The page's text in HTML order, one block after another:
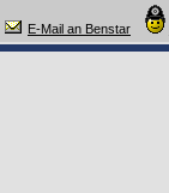
E-Mail an Benstar